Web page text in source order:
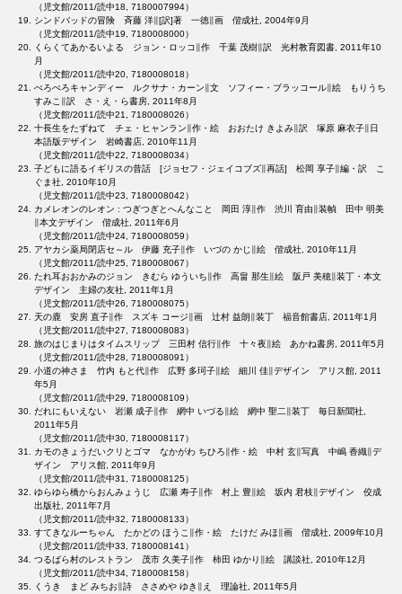
（児文館/2011/読中18, 7180007994）
シンドバッドの冒険 斉藤 洋∥[訳]著 一徳∥画 偕成社, 2004年9月
（児文館/2011/読中19, 7180008000）
くらくてあかるいよる ジョン・ロッコ∥作 千葉 茂樹∥訳 光村教育図書, 2011年10
月
（児文館/2011/読中20, 7180008018）
ぺろぺろキャンディー ルクサナ・カーン∥文 ソフィー・ブラッコール∥絵 もりうち
すみこ∥訳 さ・え・ら書房, 2011年8月
（児文館/2011/読中21, 7180008026）
十長生をたずねて チェ・ヒャンラン∥作・絵 おおたけ きよみ∥訳 塚原 麻衣子∥日
本語版デザイン 岩崎書店, 2010年11月
（児文館/2011/読中22, 7180008034）
子どもに語るイギリスの昔話 [ジョセフ・ジェイコブズ∥再話] 松岡 享子∥編・訳 こ
ぐま社, 2010年10月
（児文館/2011/読中23, 7180008042）
カメレオンのレオン : つぎつぎとへんなこと 岡田 淳∥作 渋川 育由∥装幀 田中 明美
∥本文デザイン 偕成社, 2011年6月
（児文館/2011/読中24, 7180008059）
アヤカシ薬局閉店セ～ル 伊藤 充子∥作 いづの かじ∥絵 偕成社, 2010年11月
（児文館/2011/読中25, 7180008067）
たれ耳おおかみのジョン きむら ゆういち∥作 高畠 那生∥絵 阪戸 美穂∥装丁・本文
デザイン 主婦の友社, 2011年1月
（児文館/2011/読中26, 7180008075）
天の鹿 安房 直子∥作 スズキ コージ∥画 辻村 益朗∥装丁 福音館書店, 2011年1月
（児文館/2011/読中27, 7180008083）
旅のはじまりはタイムスリップ 三田村 信行∥作 十々夜∥絵 あかね書房, 2011年5月
（児文館/2011/読中28, 7180008091）
小道の神さま 竹内 もと代∥作 広野 多珂子∥絵 細川 佳∥デザイン アリス館, 2011
年5月
（児文館/2011/読中29, 7180008109）
だれにもいえない 岩瀬 成子∥作 網中 いづる∥絵 網中 聖二∥装丁 毎日新聞社,
2011年5月
（児文館/2011/読中30, 7180008117）
カモのきょうだいクリとゴマ なかがわ ちひろ∥作・絵 中村 玄∥写真 中嶋 香織∥デ
ザイン アリス館, 2011年9月
（児文館/2011/読中31, 7180008125）
ゆらゆら橋からおんみょうじ 広瀬 寿子∥作 村上 豊∥絵 坂内 君枝∥デザイン 佼成
出版社, 2011年7月
（児文館/2011/読中32, 7180008133）
すてきなルーちゃん たかどの ほうこ∥作・絵 たけだ みほ∥画 偕成社, 2009年10月
（児文館/2011/読中33, 7180008141）
つるばら村のレストラン 茂市 久美子∥作 柿田 ゆかり∥絵 講談社, 2010年12月
（児文館/2011/読中34, 7180008158）
くうき まど みちお∥詩 ささめや ゆき∥え 理論社, 2011年5月